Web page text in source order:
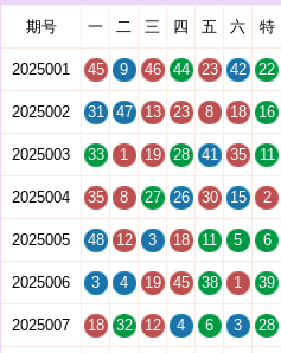
期号 一 二 三 四 五 六 特
2025001 45 9 46 44 23 42 22
2025002 31 47 13 23 8 18 16
2025003 33 1 19 28 41 35 11
2025004 35 8 27 26 30 15 2
2025005 48 12 3 18 11 5 6
2025006 3 4 19 45 38 1 39
2025007 18 32 12 4 6 3 28